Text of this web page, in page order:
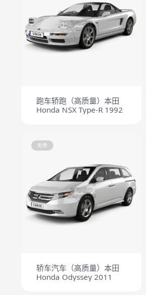
跑车轿跑（高质量）本田
Honda NSX Type-R 1992
免费
轿车汽车（高质量）本田
Honda Odyssey 2011